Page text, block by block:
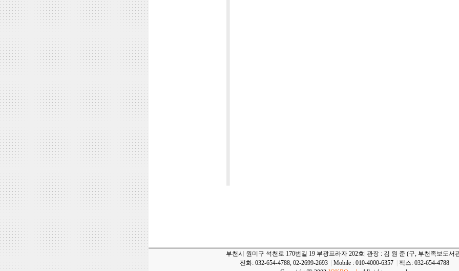
부천시 원미구 석천로 170번길 19 부광프라자 202호 관장 : 김 원 준 (구, 부천족보도서
전화: 032-654-4788, 02-2699-2693
Mobile : 010-4000-6357
팩스: 032-654-4788